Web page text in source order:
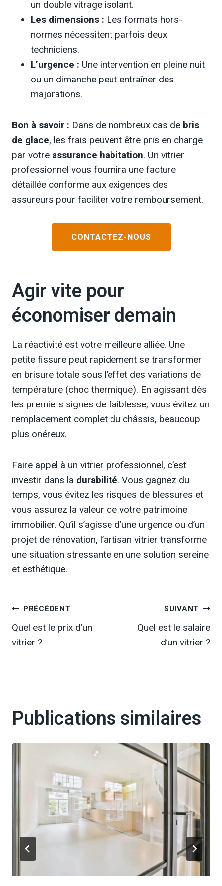
un double vitrage isolant.
Les dimensions : Les formats hors-
normes nécessitent parfois deux
techniciens.
L’urgence : Une intervention en pleine nuit
ou un dimanche peut entraîner des
majorations.
Bon à savoir : Dans de nombreux cas de bris
de glace, les frais peuvent être pris en charge
par votre assurance habitation. Un vitrier
professionnel vous fournira une facture
détaillée conforme aux exigences des
assureurs pour faciliter votre remboursement.
CONTACTEZ-NOUS
Agir vite pour
économiser demain
La réactivité est votre meilleure alliée. Une
petite fissure peut rapidement se transformer
en brisure totale sous l’effet des variations de
température (choc thermique). En agissant dès
les premiers signes de faiblesse, vous évitez un
remplacement complet du châssis, beaucoup
plus onéreux.
Faire appel à un vitrier professionnel, c’est
investir dans la durabilité. Vous gagnez du
temps, vous évitez les risques de blessures et
vous assurez la valeur de votre patrimoine
immobilier. Qu’il s’agisse d’une urgence ou d’un
projet de rénovation, l’artisan vitrier transforme
une situation stressante en une solution sereine
et esthétique.
Navigation
de
PRÉCÉDENT
Quel est le prix d’un
vitrier ?
SUIVANT
Quel est le salaire
d’un vitrier ?
Publications similaires